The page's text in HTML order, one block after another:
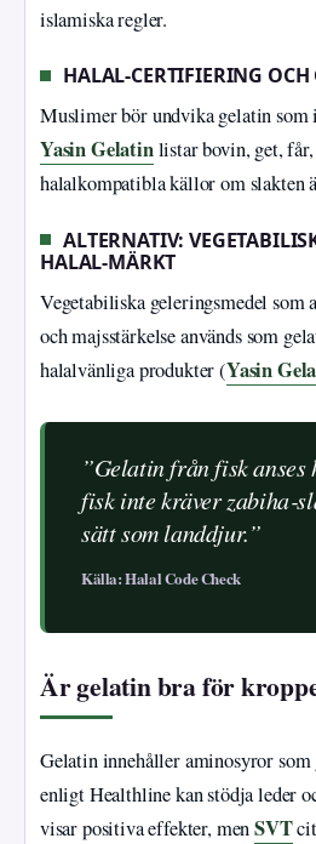
islamiska regler.
HALAL-CERTIFIERING OCH
Muslimer bör undvika gelatin som
Yasin Gelatinlistar bovin, get,
halalkompatibla källor om slakten
ALTERNATIV:
HALAL‑MÄRKT
Vegetabiliska geleringsmedel som
och majsstärkelse används som
halalvänliga produkter (Yasin
”Gelatin från fisk anses
fisk inte kräver
sätt som landdjur.”
Källa: Halal Code Check
Är gelatin bra för
Gelatin innehåller aminosyror
enligt Healthline kan stödja leder
visar positiva effekter, menSVT